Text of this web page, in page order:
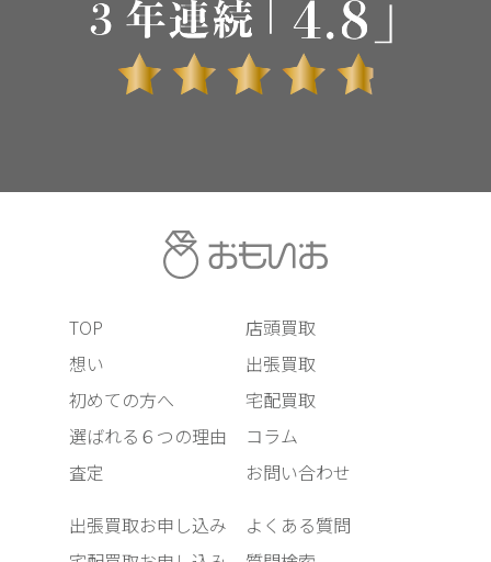
TOP
想い
初めての方へ
選ばれる６つの理由
査定
店頭買取
出張買取
宅配買取
コラム
お問い合わせ
出張買取お申し込み
よくある質問